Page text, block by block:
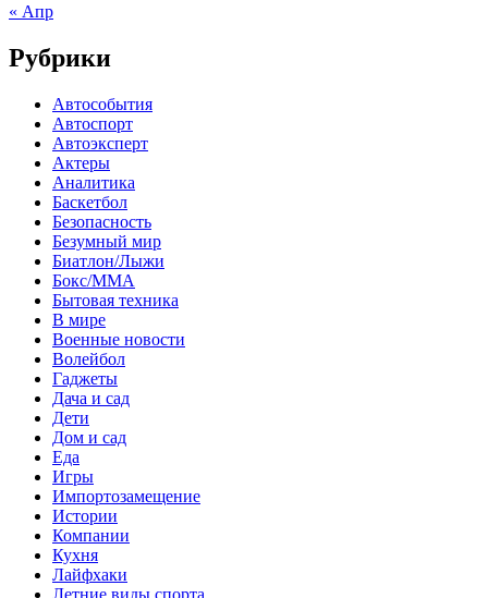
« Апр
Рубрики
Автособытия
Автоспорт
Автоэксперт
Актеры
Аналитика
Баскетбол
Безопасность
Безумный мир
Биатлон/Лыжи
Бокс/MMA
Бытовая техника
В мире
Военные новости
Волейбол
Гаджеты
Дача и сад
Дети
Дом и сад
Еда
Игры
Импортозамещение
Истории
Компании
Кухня
Лайфхаки
Летние виды спорта